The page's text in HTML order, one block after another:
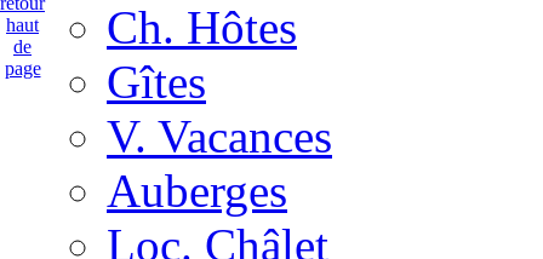
Ch. Hôtes
Gîtes
V. Vacances
Auberges
Loc. Châlet